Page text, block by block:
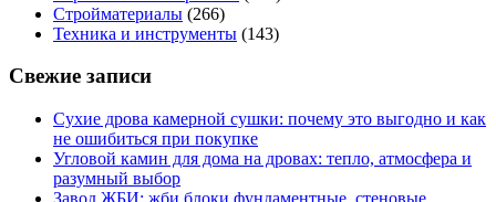
Стройматериалы (266)
Техника и инструменты (143)
Свежие записи
Сухие дрова камерной сушки: почему это выгодно и как
не ошибиться при покупке
Угловой камин для дома на дровах: тепло, атмосфера и
разумный выбор
Завод ЖБИ: жби блоки фундаментные, стеновые